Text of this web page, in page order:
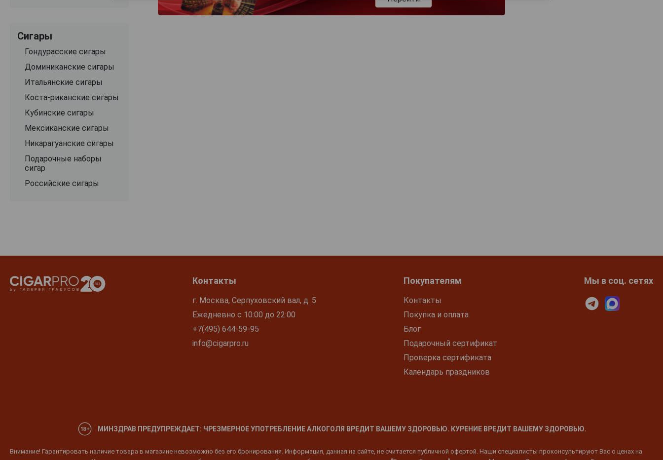
Сигары
Гондурасские сигары
Доминиканские сигары
Итальянские сигары
Коста-риканские сигары
Кубинские сигары
Мексиканские сигары
Никарагуанские сигары
Подарочные наборы
сигар
Российские сигары
Контакты
г. Москва, Серпуховский вал, д. 5
Ежедневно с 10:00 до 22:00
+7(495) 644-59-95
info@cigarpro.ru
Покупателям
Контакты
Покупка и оплата
Блог
Подарочный сертификат
Проверка сертификата
Календарь праздников
Мы в соц. сетях
МИНЗДРАВ ПРЕДУПРЕЖДАЕТ: ЧРЕЗМЕРНОЕ УПОТРЕБЛЕНИЕ АЛКОГОЛЯ ВРЕДИТ ВАШЕМУ ЗДОРОВЬЮ. КУРЕНИЕ ВРЕДИТ ВАШЕМУ ЗДОРОВЬЮ.
Внимание! Гарантировать наличие товара в магазине невозможно без его бронирования. Информация, данная на сайте, не считается публичной офертой. Наши специалисты проконсультируют Вас о ценах на